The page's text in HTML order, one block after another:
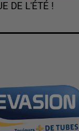
DE L'ÉTÉ !